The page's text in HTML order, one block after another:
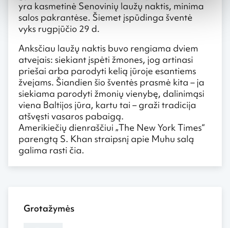
yra kasmetinė Senovinių laužų naktis, minima
salos pakrantėse. Šiemet įspūdinga šventė
vyks rugpjūčio 29 d.
Anksčiau laužų naktis buvo rengiama dviem
atvejais: siekiant įspėti žmones, jog artinasi
priešai arba parodyti kelią jūroje esantiems
žvejams. Šiandien šio šventės prasmė kita – ja
siekiama parodyti žmonių vienybę, dalinimąsi
viena Baltijos jūra, kartu tai – graži tradicija
atšvęsti vasaros pabaigą.
Amerikiečių dienraščiui „The New York Times“
parengtą S. Khan straipsnį apie Muhu salą
galima rasti čia.
Grotažymės